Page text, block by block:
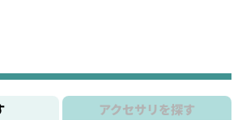
アクセサリを探す